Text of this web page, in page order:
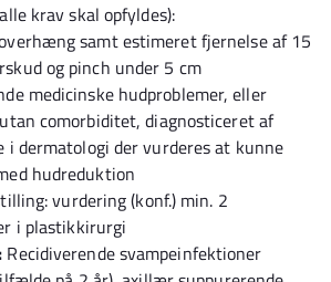
krav skal opfyldes):
samt estimeret fjernelse af 15
og pinch under 5 cm
medicinske hudproblemer, eller
comorbiditet, diagnosticeret af
i dermatologi der vurderes at kunne
hudreduktion
vurdering (konf.) min. 2
i plastikkirurgi
Recidiverende svampeinfektioner